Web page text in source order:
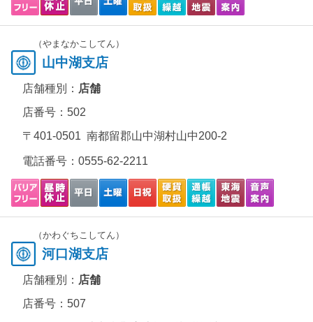
（やまなかこしてん）
山中湖支店
店舗種別： 店舗
店番号：502
〒401-0501 南都留郡山中湖村山中200-2
電話番号： 0555-62-2211
（かわぐちこしてん）
河口湖支店
店舗種別： 店舗
店番号：507